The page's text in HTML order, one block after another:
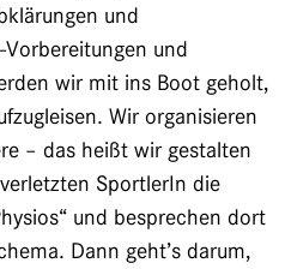
und
Vorbereitungen und
wir mit ins Boot geholt,
Wir organisieren
– das heißt wir gestalten
SportlerIn die
und besprechen dort
Dann geht’s darum,